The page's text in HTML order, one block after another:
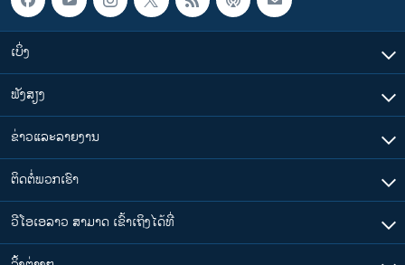
ເບິ່ງ
ຟັງສຽງ
ຂ່າວແລະລາຍງານ
ຕິດຕໍ່ພວກເຮົາ
ວີໂອເອລາວ ສາມາດ ເຂົ້າເຖິງໄດ້ທີ່